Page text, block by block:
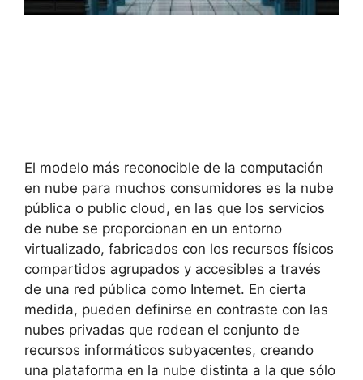
El modelo más reconocible de la computación
en nube para muchos consumidores es la nube
pública o public cloud, en las que los servicios
de nube se proporcionan en un entorno
virtualizado, fabricados con los recursos físicos
compartidos agrupados y accesibles a través
de una red pública como Internet. En cierta
medida, pueden definirse en contraste con las
nubes privadas que rodean el conjunto de
recursos informáticos subyacentes, creando
una plataforma en la nube distinta a la que sólo